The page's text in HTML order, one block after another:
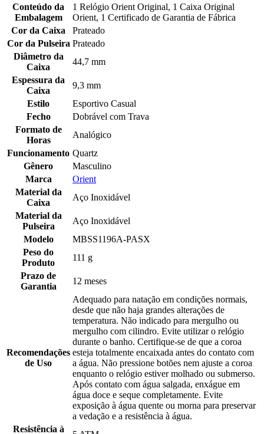
Conteúdo da
Embalagem
1 Relógio Orient Original, 1 Caixa Original
Orient, 1 Certificado de Garantia de Fábrica
Cor da Caixa
Prateado
Cor da Pulseira Prateado
Diâmetro da
Caixa
44,7 mm
Espessura da
Caixa
9,3 mm
Estilo
Esportivo Casual
Fecho
Dobrável com Trava
Formato de
Horas
Analógico
Funcionamento Quartz
Gênero
Masculino
Marca
Orient
Material da
Caixa
Aço Inoxidável
Material da
Pulseira
Aço Inoxidável
Modelo
MBSS1196A-PASX
Peso do
Produto
111 g
Prazo de
Garantia
12 meses
Recomendações
de Uso
Adequado para natação em condições normais,
desde que não haja grandes alterações de
temperatura. Não indicado para mergulho ou
mergulho com cilindro. Evite utilizar o relógio
durante o banho. Certifique-se de que a coroa
esteja totalmente encaixada antes do contato com
a água. Não pressione botões nem ajuste a coroa
enquanto o relógio estiver molhado ou submerso.
Após contato com água salgada, enxágue em
água doce e seque completamente. Evite
exposição à água quente ou morna para preservar
a vedação e a resistência à água.
Resistência à